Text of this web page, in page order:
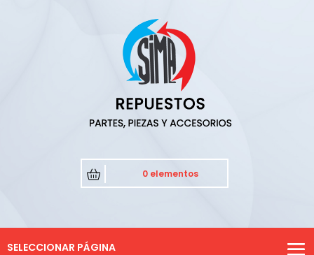
0 elementos
SELECCIONAR PÁGINA